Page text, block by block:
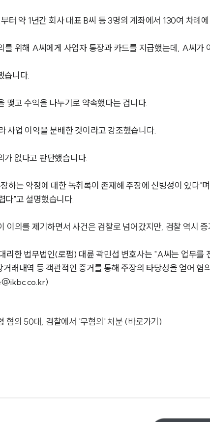
터 약 1년간 회사 대표 B씨 등 3명의 계좌에서 130여 차례
를 위해 A씨에게 사업자 통장과 카드를 지급했는데, A씨가
습니다.
맺고 수익을 나누기로 약속했다는 겁니다.
사업 이익을 분배한 것이라고 강조했습니다.
없다고 판단했습니다.
하는 약정에 대한 녹취록이 존재해 주장에 신빙성이 있다
다"고 설명했습니다.
이의를 제기하면서 사건은 검찰로 넘어갔지만, 검찰 역시
리한 법무법인(로펌) 대륜 곽민섭 변호사는 "A씨는 업무를
래내역 등 객관적인 증거를 통해 주장의 타당성을 얻어 혐
혐의 50대, 검찰에서 '무혐의' 처분 (바로가기)